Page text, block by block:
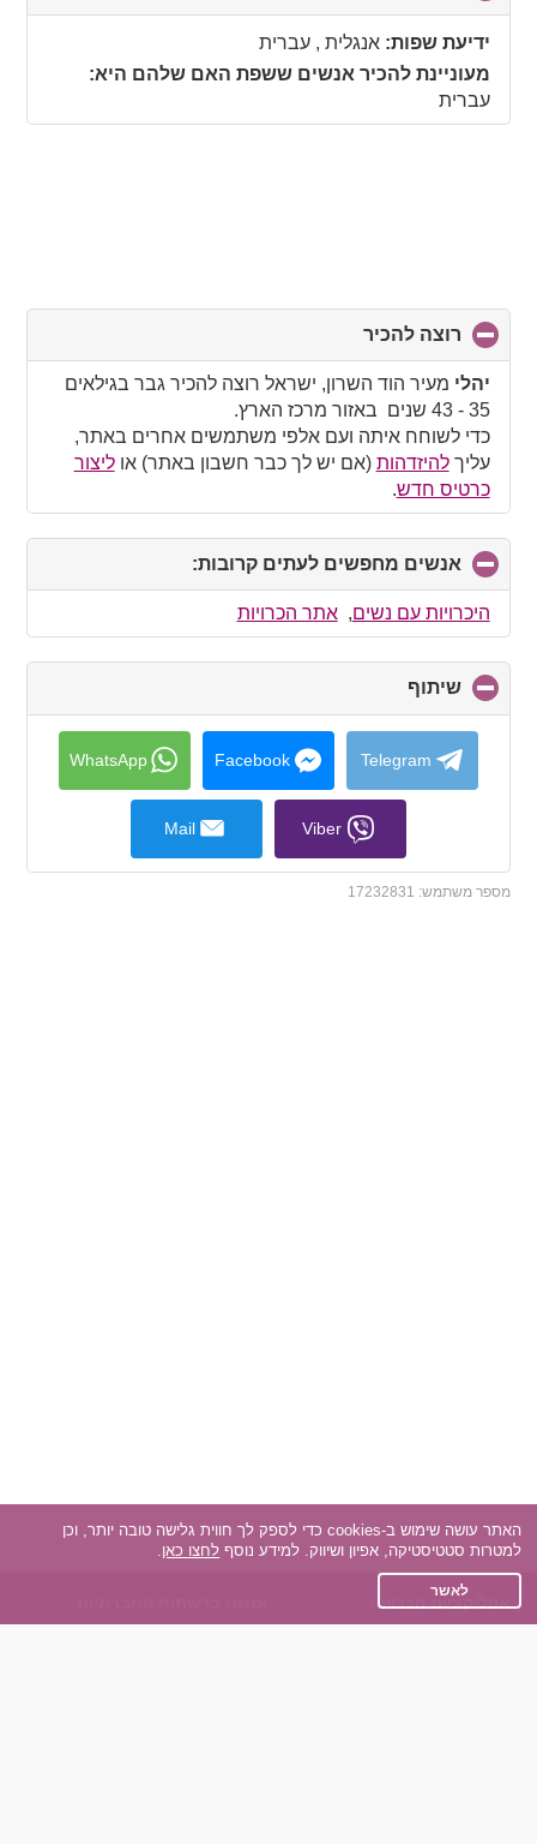
to
collapse
ידיעת שפות: אנגלית , עברית
מעוניינת להכיר אנשים ששפת האם שלהם היא:
עברית
רוצה להכיר
to
collapse
contents
יהלי מעיר הוד השרון, ישראל רוצה להכיר גבר בגילאים
35 - 43 שנים באזור מרכז הארץ.
כדי לשוחח איתה ועם אלפי משתמשים אחרים באתר,
עליךלהיזדהות (אם יש לך כבר חשבון באתר) אוליצור
כרטיס חדש.
אנשים מחפשים לעתים קרובות:
to
contents
היכרויות עם נשים,אתר הכרויות
שיתוף
to
collapse
contents
Telegram
Facebook
WhatsApp
Viber
Mail
מספר משתמש: 17232831
אפליקציית הכרויות
האתר עושה שימוש ב-cookies כדי לספק לך חווית גלישה טובה יותר, וכן
למטרות סטטיסטיקה, אפיון ושיווק. למידע נוסף לחצו כאן.
לאשר